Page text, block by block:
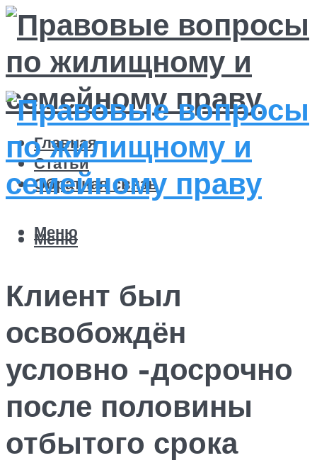
Главная
Статьи
Обратная связь
Меню
Меню
Клиент был
освобождён
условно -досрочно
после половины
отбытого срока